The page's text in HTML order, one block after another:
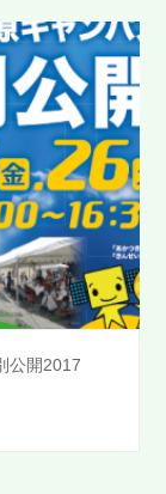
公開2017